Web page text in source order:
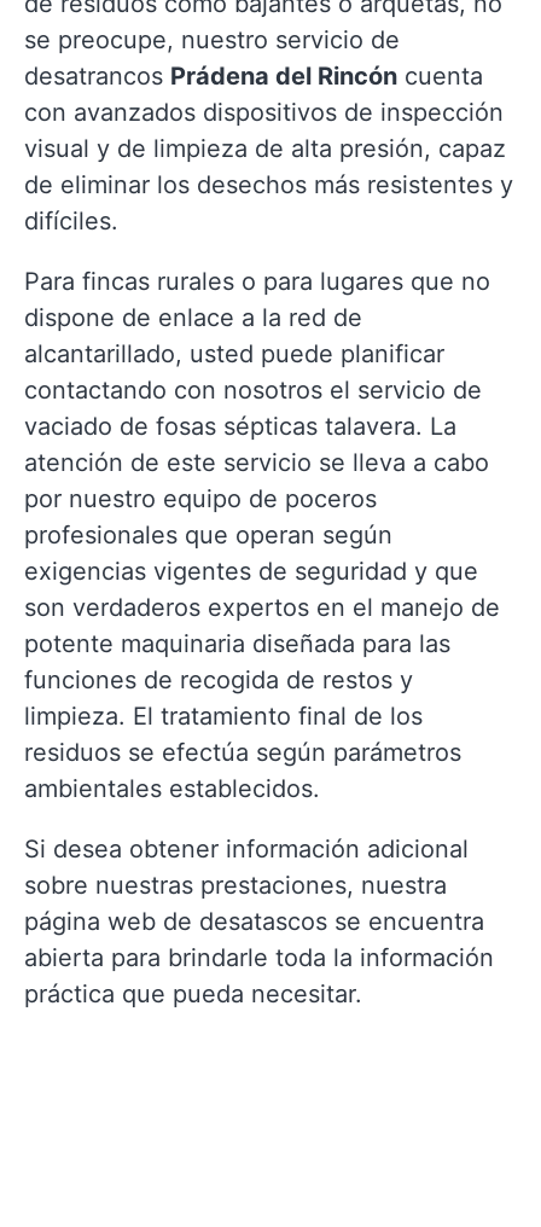
se preocupe, nuestro servicio de
desatrancos Prádena del Rincón cuenta
con avanzados dispositivos de inspección
visual y de limpieza de alta presión, capaz
de eliminar los desechos más resistentes y
difíciles.
Para fincas rurales o para lugares que no
dispone de enlace a la red de
alcantarillado, usted puede planificar
contactando con nosotros el servicio de
vaciado de fosas sépticas talavera. La
atención de este servicio se lleva a cabo
por nuestro equipo de poceros
profesionales que operan según
exigencias vigentes de seguridad y que
son verdaderos expertos en el manejo de
potente maquinaria diseñada para las
funciones de recogida de restos y
limpieza. El tratamiento final de los
residuos se efectúa según parámetros
ambientales establecidos.
Si desea obtener información adicional
sobre nuestras prestaciones, nuestra
página web de desatascos se encuentra
abierta para brindarle toda la información
práctica que pueda necesitar.